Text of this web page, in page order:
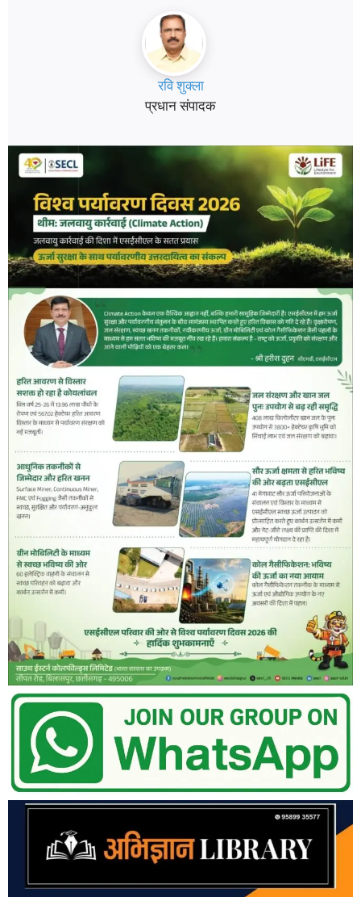
रवि शुक्ला
प्रधान संपादक